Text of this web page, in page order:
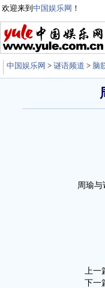
欢迎来到 中国娱乐网 ！
中国娱乐网 > 谜语频道 > 脑
周瑜与诸
上一
下一